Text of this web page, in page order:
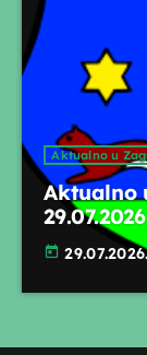
Aktualno u
Aktualno
today